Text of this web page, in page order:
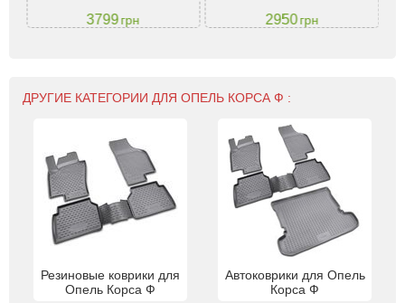
3799грн 2950грн
ДРУГИЕ КАТЕГОРИИ ДЛЯ ОПЕЛЬ КОРСА Ф :
Резиновые коврики для
Опель Корса Ф
Автоковрики для Опель
Корса Ф